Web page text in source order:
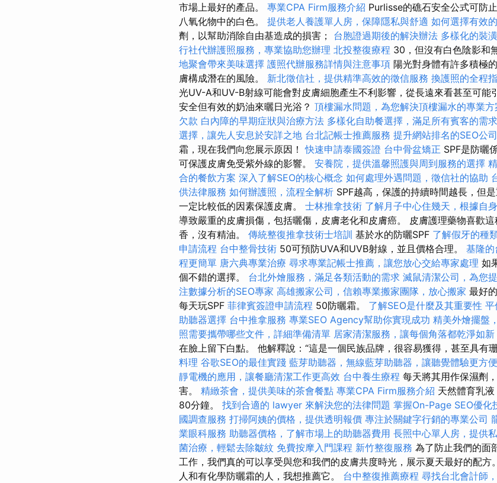
市場上最好的產品。 專業CPA Firm服務介紹 Purlisse的礁石安全公式可防
八氧化物中的白色。 提供老人養護單人房，保障隱私與舒適 如何選擇有效
劑，以幫助消除自由基造成的損害； 台胞證過期後的解決辦法 多樣化的裝
行社代辦護照服務，專業協助您辦理 北投整復療程 30，但沒有白色陰影和
地聚會帶來美味選擇 護照代辦服務詳情與注意事項 陽光對身體有許多積極
膚構成潛在的風險。 新北徵信社，提供精準高效的徵信服務 換護照的全程
光UV-A和UV-B射線可能會對皮膚細胞產生不利影響，從長遠來看甚至可能
安全但有效的奶油來曬日光浴？ 頂樓漏水問題，為您解決頂樓漏水的專業方
欠款 白內障的早期症狀與治療方法 多樣化自助餐選擇，滿足所有賓客的需求
選擇，讓先人安息於安詳之地 台北記帳士推薦服務 提升網站排名的SEO公司
霜，現在我們向您展示原因！快速申請泰國簽證 台中骨盆矯正 SPF是防曬
可保護皮膚免受紫外線的影響。 安養院，提供溫馨照護與周到服務的選擇
合的餐飲方案 深入了解SEO的核心概念 如何處理外遇問題，徵信社的協助
供法律服務 如何辦護照，流程全解析 SPF越高，保護的持續時間越長，但
一定比較低的因素保護皮膚。 士林推拿技術 了解月子中心住幾天，根據自
導致嚴重的皮膚損傷，包括曬傷，皮膚老化和皮膚癌。 皮膚護理藥物喜歡
香，沒有精油。 傳統整復推拿技術士培訓 基於水的防曬SPF 了解假牙的種
申請流程 台中整骨技術 50可預防UVA和UVB射線，並且價格合理。 基隆的
程更簡單 唐六典專業治療 尋求專業記帳士推薦，讓您放心交給專家處理 如
個不錯的選擇。 台北外燴服務，滿足各類活動的需求 滅鼠清潔公司，為您
注數據分析的SEO專家 高雄搬家公司，信賴專業搬家團隊，放心搬家 最好
每天玩SPF 菲律賓簽證申請流程 50防曬霜。 了解SEO是什麼及其重要性 平
助聽器選擇 台中推拿服務 專業SEO Agency幫助你實現成功 精美外燴擺盤
照需要攜帶哪些文件，詳細準備清單 居家清潔服務，讓每個角落都乾淨如新
在臉上留下白點。 他解釋說：“這是一個民族品牌，很容易獲得，甚至具有
料理 谷歌SEO的最佳實踐 藍芽助聽器，無線藍芽助聽器，讓聽覺體驗更方便
靜電機的應用，讓餐廳清潔工作更高效 台中養生療程 每天將其用作保濕劑
害。 精緻茶會，提供美味的茶會餐點 專業CPA Firm服務介紹 天然體育乳
80分鐘。 找到合適的 lawyer 來解決您的法律問題 掌握On-Page SEO優化
國調查服務 打掃阿姨的價格，提供透明報價 專注於關鍵字行銷的專業公司
業眼科服務 助聽器價格，了解市場上的助聽器費用 長照中心單人房，提供
菌治療，輕鬆去除皺紋 免費按摩入門課程 新竹整復服務 為了防止我們的面
工作，我們真的可以享受與您和我們的皮膚共度時光，展示夏天最好的配方
人和有化學防曬霜的人，我想推薦它。 台中整復推薦療程 尋找台北會計師